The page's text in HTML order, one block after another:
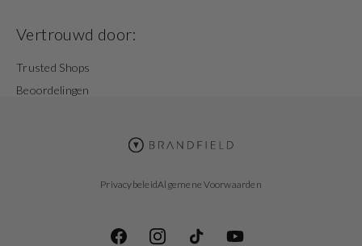
Vertrouwd door:
Trusted Shops
Beoordelingen
PrivacybeleidAlgemene Voorwaarden
FacebookInstagramTikTok YouTube